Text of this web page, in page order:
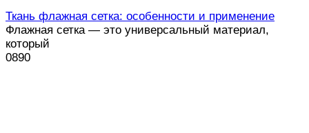
Ткань флажная сетка: особенности и применение
Флажная сетка — это универсальный материал,
который
0890